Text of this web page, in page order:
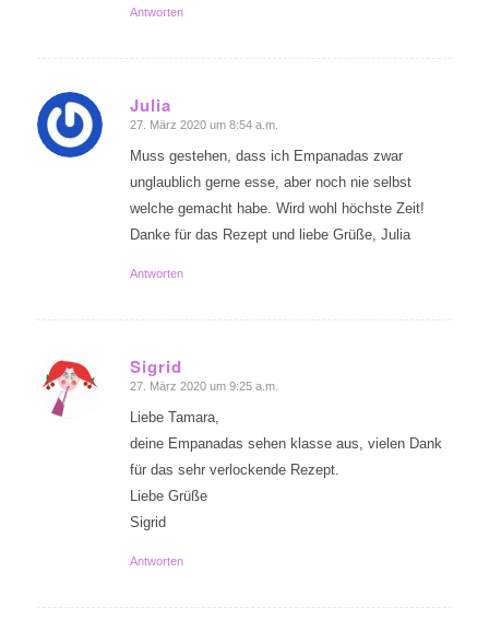
Antworten
Julia
sagte:
27. März 2020 um 8:54 a.m.
Muss gestehen, dass ich Empanadas zwar
unglaublich gerne esse, aber noch nie selbst
welche gemacht habe. Wird wohl höchste Zeit!
Danke für das Rezept und liebe Grüße, Julia
Antworten
Sigrid
sagte:
27. März 2020 um 9:25 a.m.
Liebe Tamara,
deine Empanadas sehen klasse aus, vielen Dank
für das sehr verlockende Rezept.
Liebe Grüße
Sigrid
Antworten